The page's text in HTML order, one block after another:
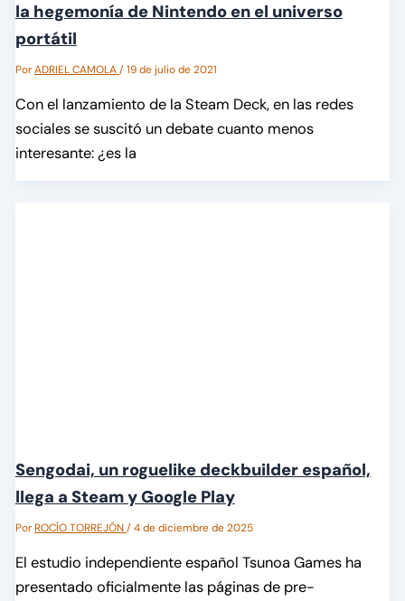
la hegemonía de Nintendo en el universo
portátil
PorADRIEL CAMOLA/19 de julio de 2021
Con el lanzamiento de la Steam Deck, en las redes
sociales se suscitó un debate cuanto menos
interesante: ¿es la
Sengodai, un roguelike deckbuilder español,
llega a Steam y Google Play
PorROCÍO TORREJÓN/4 de diciembre de 2025
El estudio independiente español Tsunoa Games ha
presentado oficialmente las páginas de pre-